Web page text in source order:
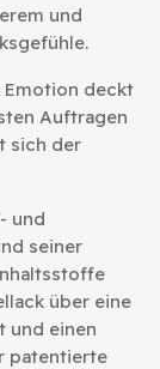
und
Emotion deckt
Auftragen
sich der
und
seiner
über eine
und einen
patentierte